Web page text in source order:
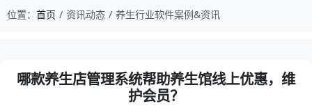
位置： 首页 资讯动态 养生行业软件案例&资讯
哪款养生店管理系统帮助养生馆线上优惠，维
护会员？